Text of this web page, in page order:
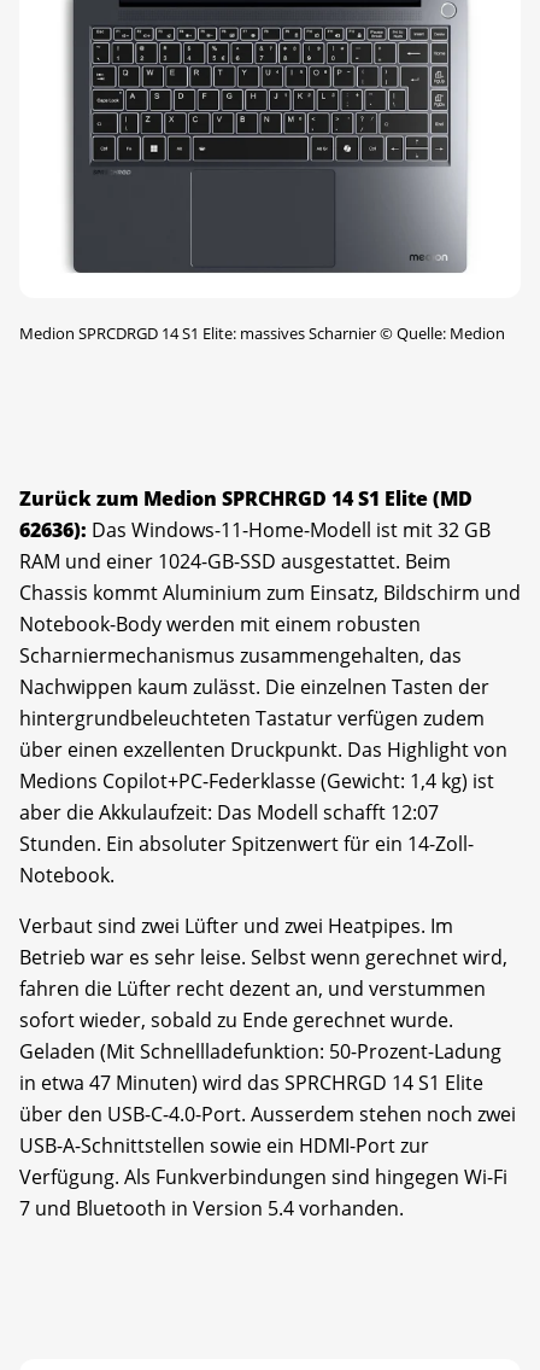
Medion SPRCDRGD 14 S1 Elite: massives Scharnier©Quelle: Medion
Zurück zum Medion SPRCHRGD 14 S1 Elite (MD
62636): Das Windows-11-Home-Modell ist mit 32 GB
RAM und einer 1024-GB-SSD ausgestattet. Beim
Chassis kommt Aluminium zum Einsatz, Bildschirm und
Notebook-Body werden mit einem robusten
Scharniermechanismus zusammengehalten, das
Nachwippen kaum zulässt. Die einzelnen Tasten der
hintergrundbeleuchteten Tastatur verfügen zudem
über einen exzellenten Druckpunkt. Das Highlight von
Medions Copilot+PC-Federklasse (Gewicht: 1,4 kg) ist
aber die Akkulaufzeit: Das Modell schafft 12:07
Stunden. Ein absoluter Spitzenwert für ein 14-Zoll-
Notebook.
Verbaut sind zwei Lüfter und zwei Heatpipes. Im
Betrieb war es sehr leise. Selbst wenn gerechnet wird,
fahren die Lüfter recht dezent an, und verstummen
sofort wieder, sobald zu Ende gerechnet wurde.
Geladen (Mit Schnellladefunktion: 50-Prozent-Ladung
in etwa 47 Minuten) wird das SPRCHRGD 14 S1 Elite
über den USB-C-4.0-Port. Ausserdem stehen noch zwei
USB-A-Schnittstellen sowie ein HDMI-Port zur
Verfügung. Als Funkverbindungen sind hingegen Wi-Fi
7 und Bluetooth in Version 5.4 vorhanden.